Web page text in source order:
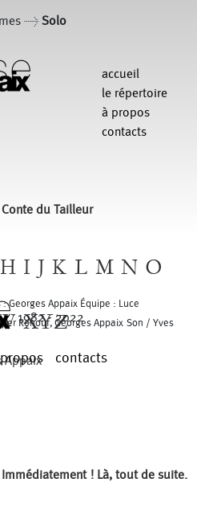
accueil
le répertoire
à propos
contacts
H I J K L M N O
XYZ
> Solo
Conte du Tailleur
Georges Appaix Équipe : Luce
Renouf, Georges Appaix Son / Yves
Appaix
Immédiatement ! Là, tout de suite.
1982 - 2022
contacts